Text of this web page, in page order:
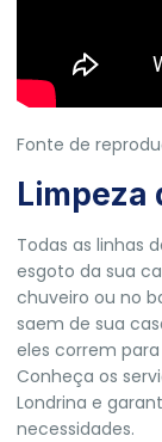
Fonte de
Limpeza
Todas as linhas
esgoto da sua
chuveiro ou no
saem de sua
eles correm
Conheça os
Londrina e
necessidades.